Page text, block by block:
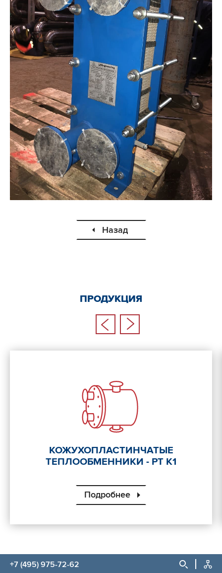
Назад
ПРОДУКЦИЯ
КОЖУХОПЛАСТИНЧАТЫЕ
ТЕПЛООБМЕННИКИ - РТ К1
Подробнее
+7 (495) 975-72-62